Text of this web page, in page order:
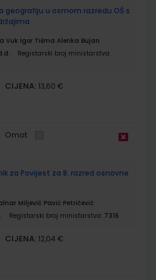
geografiju u osmom razredu OŠ s
Vuk Igor Tišma Alenka Bujan
Registarski broj ministarstva:
CIJENA: 13,60 €
Omot
za Povijest za 8. razred osnovne
Miljević Pavić Petričević
Registarski broj ministarstva: 7316
CIJENA: 12,04 €